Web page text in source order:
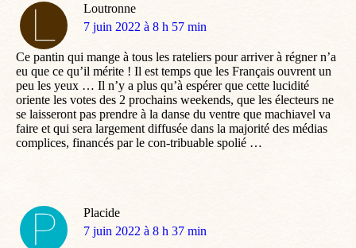
Loutronne
dit
7 juin 2022 à 8 h 57 min
Ce pantin qui mange à tous les rateliers pour arriver à régner n’a
eu que ce qu’il mérite ! Il est temps que les Français ouvrent un
peu les yeux … Il n’y a plus qu’à espérer que cette lucidité
oriente les votes des 2 prochains weekends, que les électeurs ne
se laisseront pas prendre à la danse du ventre que machiavel va
faire et qui sera largement diffusée dans la majorité des médias
complices, financés par le con-tribuable spolié …
Placide
dit
7 juin 2022 à 8 h 37 min